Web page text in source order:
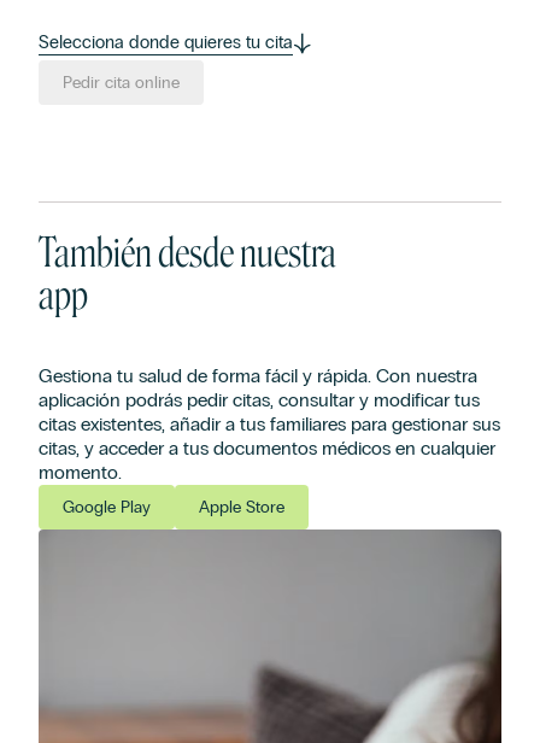
Selecciona donde quieres tu cita
Pedir cita online
También desde nuestra
app
Gestiona tu salud de forma fácil y rápida. Con nuestra
aplicación podrás pedir citas, consultar y modificar tus
citas existentes, añadir a tus familiares para gestionar sus
citas, y acceder a tus documentos médicos en cualquier
momento.
Google Play Apple Store